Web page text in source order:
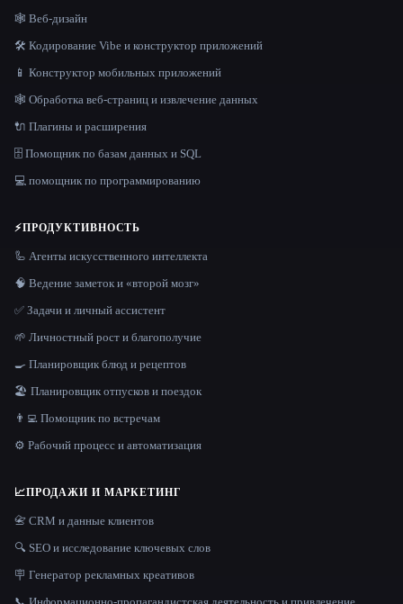
🕸 Веб-дизайн
🛠️ Кодирование Vibe и конструктор приложений
📱 Конструктор мобильных приложений
🕸️ Обработка веб-страниц и извлечение данных
🔌 Плагины и расширения
🗄️ Помощник по базам данных и SQL
💻 помощник по программированию
⚡ПРОДУКТИВНОСТЬ
🦾 Агенты искусственного интеллекта
🧠 Ведение заметок и «второй мозг»
✅ Задачи и личный ассистент
🌱 Личностный рост и благополучие
🍳 Планировщик блюд и рецептов
🏖 Планировщик отпусков и поездок
👨‍💻 Помощник по встречам
⚙️ Рабочий процесс и автоматизация
📈ПРОДАЖИ И МАРКЕТИНГ
📇 CRM и данные клиентов
🔍 SEO и исследование ключевых слов
🪧 Генератор рекламных креативов